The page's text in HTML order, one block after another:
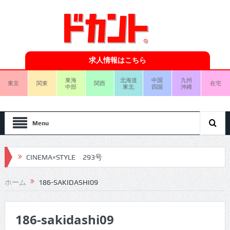
求人情報はこちら
東京 関東
東海
中部
関西
北海道
東北
中国
四国
九州
沖縄
在宅
Menu
CINEMA×STYLE 293号
CINEMA×STYLE 292号
CINEMA×STYLE 291号
CINEMA×STYLE 290号
ホーム 186-SAKIDASHI09
186-sakidashi09